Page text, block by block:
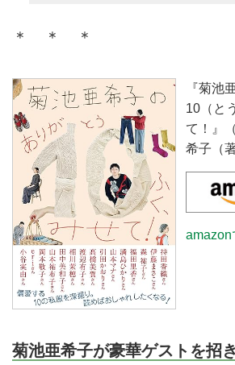
＊ ＊ ＊
『菊池
10（と
て！』
希子（著
amazon
菊池亜希子が豪華ゲストを招